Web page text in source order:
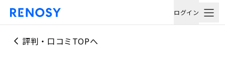
ログイン
評判・口コミTOPへ